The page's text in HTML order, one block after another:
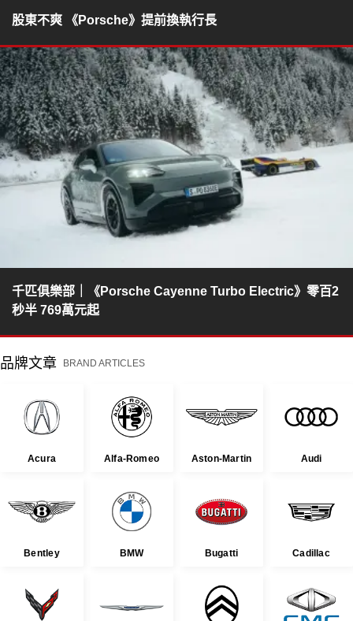
股東不爽 《Porsche》提前換執行長
千匹俱樂部｜《Porsche Cayenne Turbo Electric》零百2
秒半 769萬元起
品牌文章 BRAND ARTICLES
Acura Alfa-Romeo Aston-Martin Audi
Bentley BMW Bugatti Cadillac